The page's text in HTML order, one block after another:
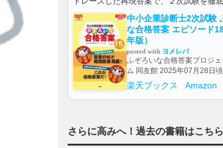
中小企業診断士2次試験
な合格答案 エピソード
年版）
posted with ヨメレバ
ふぞろいな合格答案プロジェ
ム 同友館 2025年07月28日頃
楽天ブックス Amazon
さらに高みへ！過去の書籍はこちら